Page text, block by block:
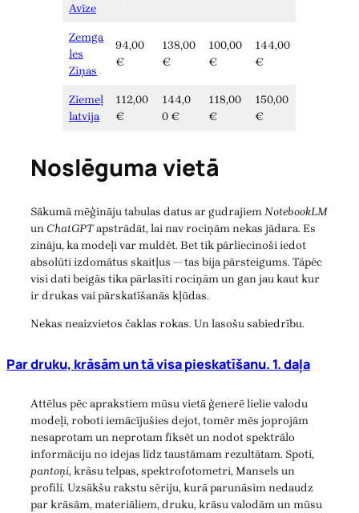
Avīze
Zemga
les
Ziņas
94,00
€
138,00
€
100,00
€
144,00
€
Ziemeļ
latvija
112,00
€
144,0
0 €
118,00
€
150,00
€
Noslēguma vietā
Sākumā mēģināju tabulas datus ar gudrajiemNotebookLM
un ChatGPTapstrādāt, lai nav rociņām nekas jādara. Es
zināju, ka modeļi var muldēt. Bet tik pārliecinoši iedot
absolūti izdomātus skaitļus — tas bija pārsteigums. Tāpēc
visi dati beigās tika pārlasīti rociņām un gan jau kaut kur
ir drukas vai pārskatīšanās kļūdas.
Nekas neaizvietos čaklas rokas. Un lasošu sabiedrību.
Par druku, krāsām un tā visa pieskatīšanu. 1. daļa
Attēlus pēc aprakstiem mūsu vietā ģenerē lielie valodu
modeļi, roboti iemācījušies dejot, tomēr mēs joprojām
nesaprotam un neprotam fiksēt un nodot spektrālo
informāciju no idejas līdz taustāmam rezultātam. Spoti,
pantoņi, krāsu telpas, spektrofotometri, Mansels un
profili. Uzsākšu rakstu sēriju, kurā parunāsim nedaudz
par krāsām, materiāliem, druku, krāsu valodām un mūsu